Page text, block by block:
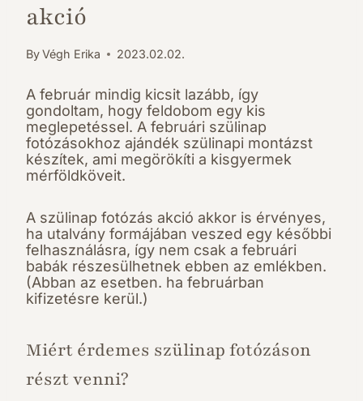
akció
ByVégh Erika 2023.02.02.
A február mindig kicsit lazább, így
gondoltam, hogy feldobom egy kis
meglepetéssel. A februári szülinap
fotózásokhoz ajándék szülinapi montázst
készítek, ami megörökíti a kisgyermek
mérföldköveit.
A szülinap fotózás akció akkor is érvényes,
ha utalvány formájában veszed egy későbbi
felhasználásra, így nem csak a februári
babák részesülhetnek ebben az emlékben.
(Abban az esetben. ha februárban
kifizetésre kerül.)
Miért érdemes szülinap fotózáson
részt venni?